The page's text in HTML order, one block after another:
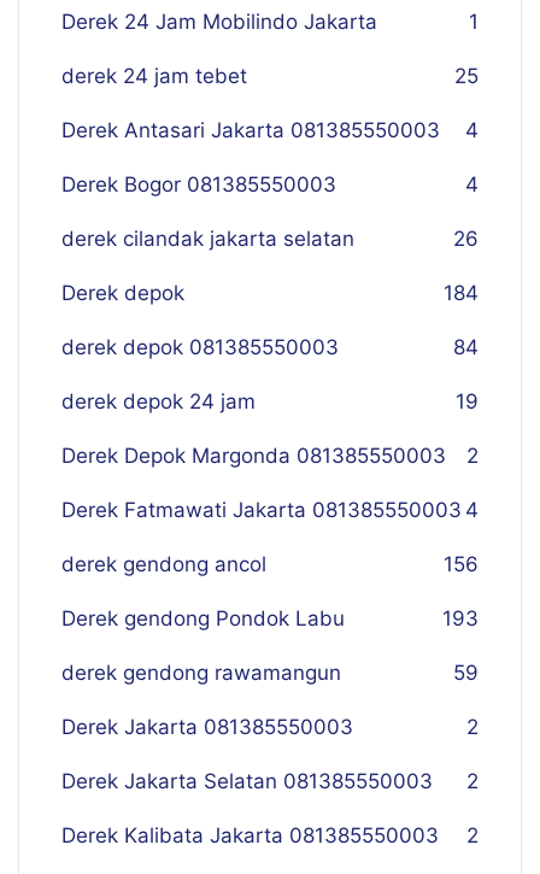
Derek 24 Jam Mobilindo Jakarta 1
derek 24 jam tebet 25
Derek Antasari Jakarta 081385550003 4
Derek Bogor 081385550003 4
derek cilandak jakarta selatan 26
Derek depok 184
derek depok 081385550003 84
derek depok 24 jam 19
Derek Depok Margonda 081385550003 2
Derek Fatmawati Jakarta 081385550003 4
derek gendong ancol 156
Derek gendong Pondok Labu 193
derek gendong rawamangun 59
Derek Jakarta 081385550003 2
Derek Jakarta Selatan 081385550003 2
Derek Kalibata Jakarta 081385550003 2